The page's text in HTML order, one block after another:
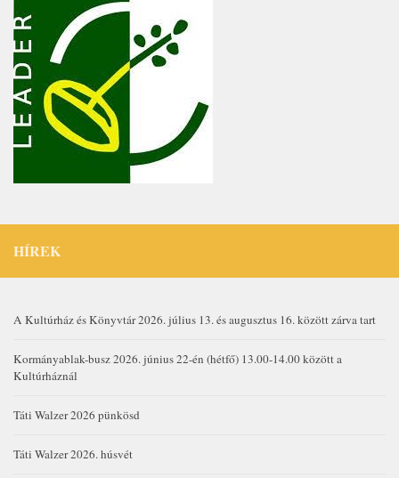
HÍREK
A Kultúrház és Könyvtár 2026. július 13. és augusztus 16. között zárva tart
Kormányablak-busz 2026. június 22-én (hétfő) 13.00-14.00 között a
Kultúrháznál
Táti Walzer 2026 pünkösd
Táti Walzer 2026. húsvét